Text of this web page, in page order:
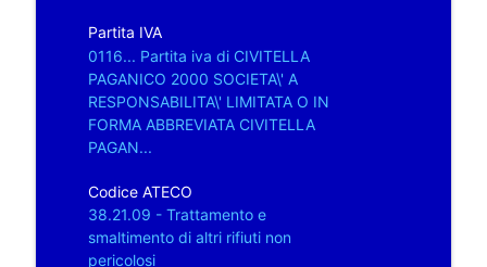
Partita IVA
0116... Partita iva di CIVITELLA
PAGANICO 2000 SOCIETA\' A
RESPONSABILITA\' LIMITATA O IN
FORMA ABBREVIATA CIVITELLA
PAGAN...
Codice ATECO
38.21.09 - Trattamento e
smaltimento di altri rifiuti non
pericolosi